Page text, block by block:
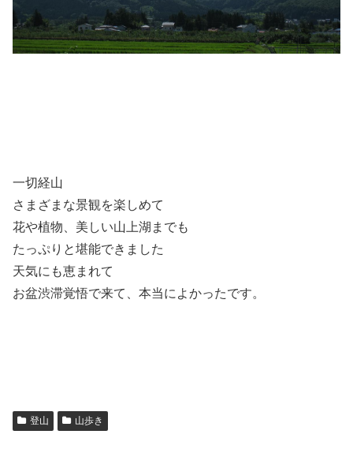
一切経山
さまざまな景観を楽しめて
花や植物、美しい山上湖までも
たっぷりと堪能できました
天気にも恵まれて
お盆渋滞覚悟で来て、本当によかったです。
登山 山歩き